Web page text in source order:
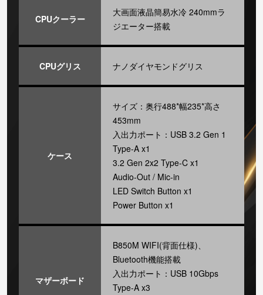
CPUクーラー
大画面液晶簡易水冷 240mmラ
ジエーター搭載
CPUグリス ナノダイヤモンドグリス
ケース
サイズ：奥行488*幅235*高さ
453mm
入出力ポート：USB 3.2 Gen 1
Type-A x1
3.2 Gen 2x2 Type-C x1
Audio-Out / Mic-in
LED Switch Button x1
Power Button x1
マザーボード
B850M WIFI(背面仕様)、
Bluetooth機能搭載
入出力ポート：USB 10Gbps
Type-A x3